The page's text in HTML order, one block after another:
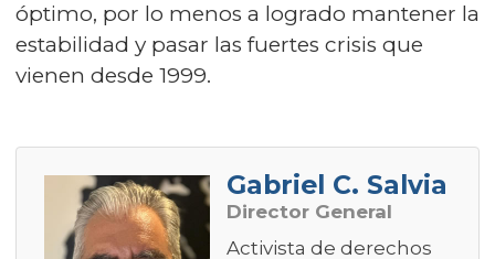
óptimo, por lo menos a logrado mantener la
estabilidad y pasar las fuertes crisis que
vienen desde 1999.
Gabriel C. Salvia
Director General
Activista de derechos